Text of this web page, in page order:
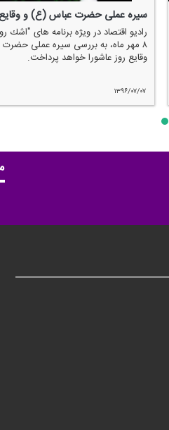
سیره عملی حضرت عباس (ع) و وقایع
۸ مهر ماه، به بررسی سیره عملی
وقایع روز عاشورا خواهد پرداخت.
۱۳۹۶/۰۷/۰۷